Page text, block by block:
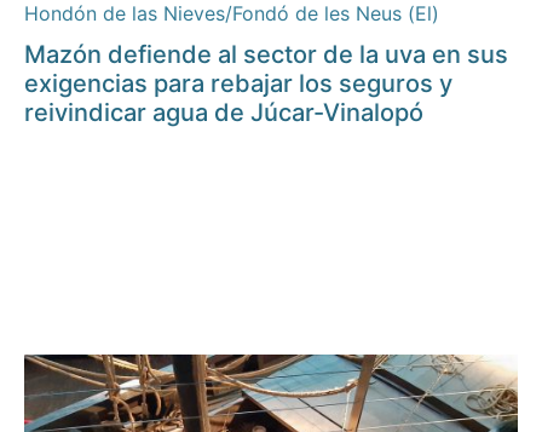
Hondón de las Nieves/Fondó de les Neus (El)
Mazón defiende al sector de la uva en sus
exigencias para rebajar los seguros y
reivindicar agua de Júcar-Vinalopó